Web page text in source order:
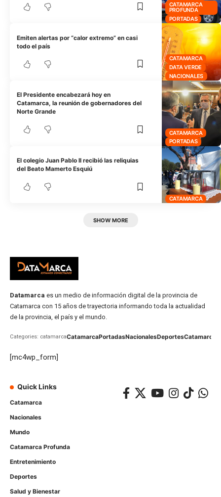
CATAMARCA
PROFUNDA
PORTADAS
CATAMARCA
DATA VERDE
NACIONALES
Emiten alertas por “calor extremo” en casi
todo el país
CATAMARCA
PORTADAS
El Presidente encabezará hoy en
Catamarca, la reunión de gobernadores del
Norte Grande
CATAMARCA
El colegio Juan Pablo II recibió las reliquias
del Beato Mamerto Esquiú
SHOW MORE
Datamarca es un medio de información digital de la provincia de
Catamarca con 15 años de trayectoria informando toda la actualidad
de la provincia, el país y el mundo.
Categories: catamarcaCatamarcaPortadasNacionalesDeportesCatamarca
[mc4wp_form]
Quick Links
Catamarca
Nacionales
Mundo
Catamarca Profunda
Entretenimiento
Deportes
Salud y Bienestar